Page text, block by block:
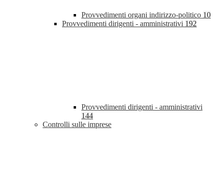
Provvedimenti organi indirizzo-politico 10
Provvedimenti dirigenti - amministrativi 192
Provvedimenti dirigenti - amministrativi
144
Controlli sulle imprese